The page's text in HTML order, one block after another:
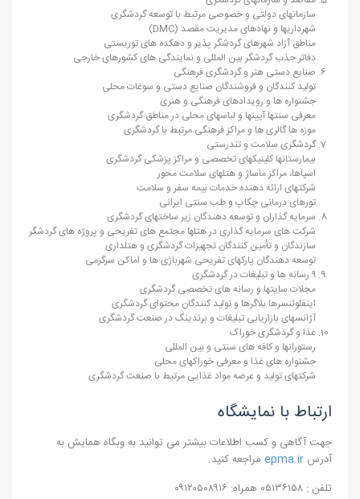
سازمانهای دولتی و خصوصی مرتبط با توسعه گردشگری
شهرداریها و نهادهای مدیریت مقصد (DMC)
مناطق آزاد شهرهای گردشگر پذیر و دهکده های توریستی
دفاتر جذب گردشگر بین المللی و نمایندگی های کشورهای خارجی
صنایع دستی هنر و گردشگری فرهنگی
تولید کنندگان و فروشندگان صنایع دستی و سوغات محلی
جشنواره ها و رویدادهای فرهنگی و هنری
معرفی سنتها آیینها و لباسهای محلی در مناطق گردشگری
موزه ها گالری ها و مراکز فرهنگی مرتبط با گردشگری
گردشگری سلامت و تندرستی
بیمارستانها کلینیکهای تخصصی و مراکز پزشکی گردشگری
اسپاها، مراکز ماساژ و هتلهای سلامت محور
شرکتهای ارائه دهنده خدمات بیمه سفر و سلامت
تورهای درمانی چکاپ و طب سنتی ایرانی
سرمایه گذاران و توسعه دهندگان زیر ساختهای گردشگری
شرکت های سرمایه گذاری در هتلها مجتمع های تفریحی و پروژه های گردشگر
سازندگان و تأمین کنندگان تجهیزات گردشگری و هتلداری
توسعه دهندگان پارکهای تفریحی شهربازی ها و اماکن سرگرمی
۹ رسانه ها و تبلیغات در گردشگری
مجلات سایتها و رسانه های تخصصی گردشگری
اینفلوئنسرها بلاگرها و تولید کنندگان محتوای گردشگری
آژانسهای بازاریابی تبلیغات و برندینگ در صنعت گردشگری
غذا و گردشگری خوراک
رستورانها و کافه های سنتی و بین المللی
جشنواره های غذا و معرفی خوراکهای محلی
شرکتهای تولید و عرضه مواد غذایی مرتبط با صنعت گردشگری
ارتباط با نمایشگاه
جهت آگاهی و کسب اطلاعات بیشتر می توانید به وبگاه همایش به
آدرس epma.ir مراجعه کنید.
تلفن : ۰۵۱۳۶۱۵۸ همراه: ۰۹۱۲۰۵۰۸۹۱۶